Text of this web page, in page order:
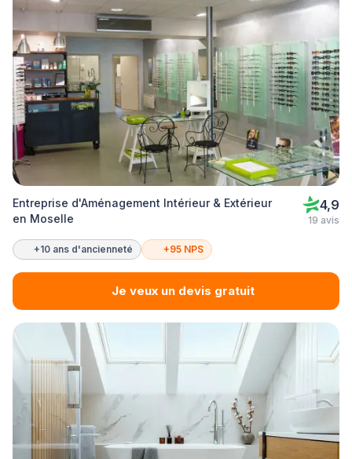
Entreprise d'Aménagement Intérieur & Extérieur
en Moselle
4,9
19 avis
+10 ans d'ancienneté +95 NPS
Je veux un devis gratuit